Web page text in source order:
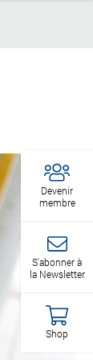
Devenir
membre
S'abonner à
la Newsletter
Shop